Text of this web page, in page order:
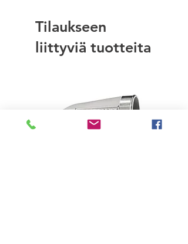
Tilaukseen
liittyviä tuotteita